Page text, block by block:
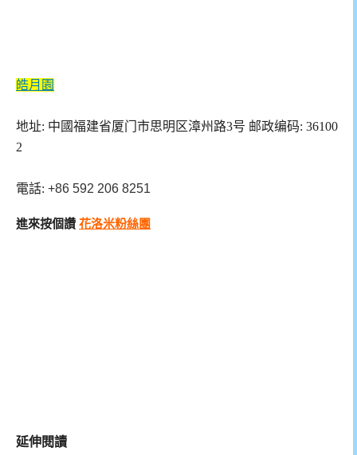
皓月園
地址: 中國福建省厦门市思明区漳州路3号 邮政编码: 36100
2
電話: +86 592 206 8251
進來按個讚 花洛米粉絲團
延伸閱讀